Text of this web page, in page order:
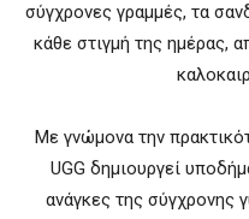
σύγχρονες γραμμές, τα
κάθε στιγμή της ημέρας,
Με γνώμονα την
UGG δημιουργεί
ανάγκες της σύγχρονης